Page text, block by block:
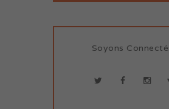
Soyons